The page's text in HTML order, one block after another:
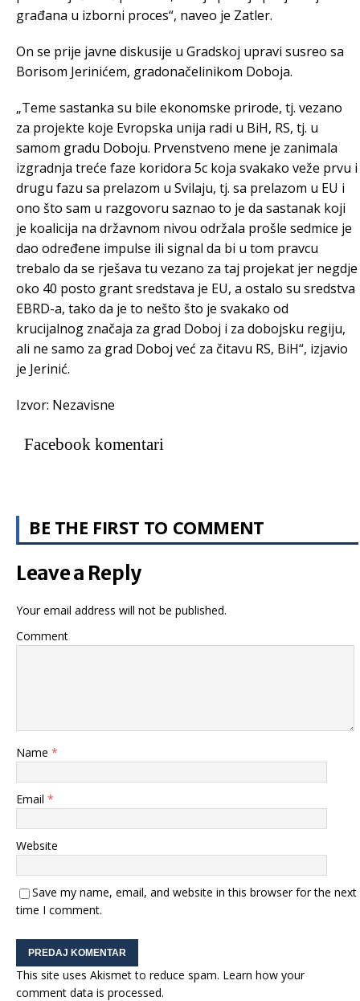
građana u izborni proces“, naveo je Zatler.
On se prije javne diskusije u Gradskoj upravi susreo sa
Borisom Jerinićem, gradonačelinikom Doboja.
„Teme sastanka su bile ekonomske prirode, tj. vezano
za projekte koje Evropska unija radi u BiH, RS, tj. u
samom gradu Doboju. Prvenstveno mene je zanimala
izgradnja treće faze koridora 5c koja svakako veže prvu i
drugu fazu sa prelazom u Svilaju, tj. sa prelazom u EU i
ono što sam u razgovoru saznao to je da sastanak koji
je koalicija na državnom nivou održala prošle sedmice je
dao određene impulse ili signal da bi u tom pravcu
trebalo da se rješava tu vezano za taj projekat jer negdje
oko 40 posto grant sredstava je EU, a ostalo su sredstva
EBRD-a, tako da je to nešto što je svakako od
krucijalnog značaja za grad Doboj i za dobojsku regiju,
ali ne samo za grad Doboj već za čitavu RS, BiH“, izjavio
je Jerinić.
Izvor: Nezavisne
Facebook komentari
BE THE FIRST TO COMMENT
Leave a Reply
Your email address will not be published.
Comment
Name *
Email *
Website
Save my name, email, and website in this browser for the next
time I comment.
This site uses Akismet to reduce spam. Learn how your
comment data is processed.